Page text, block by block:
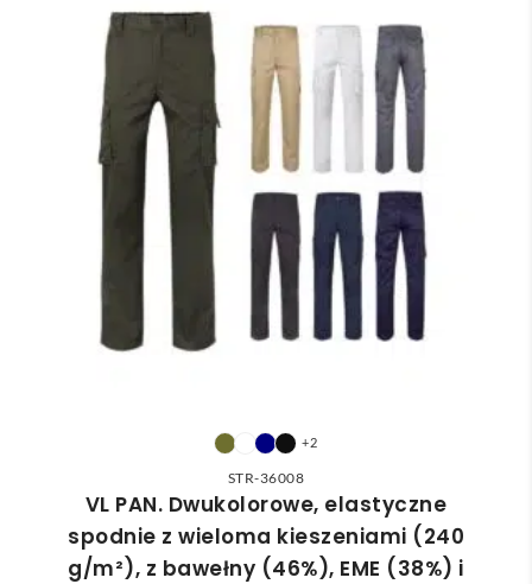
+2
STR-36008
VL PAN. Dwukolorowe, elastyczne
spodnie z wieloma kieszeniami (240
g/m²), z bawełny (46%), EME (38%) i